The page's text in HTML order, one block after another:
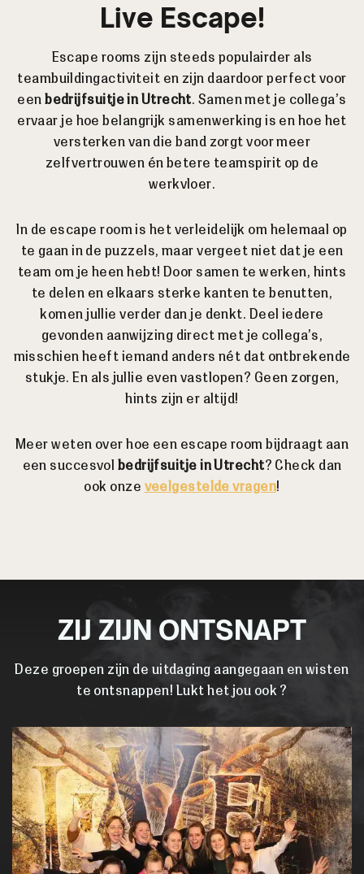
Live Escape!
Escape rooms zijn steeds populairder als
teambuildingactiviteit en zijn daardoor perfect voor
eenbedrijfsuitje in Utrecht. Samen met je collega’s
ervaar je hoe belangrijk samenwerking is en hoe het
versterken van die band zorgt voor meer
zelfvertrouwen én betere teamspirit op de
werkvloer.
In de escape room is het verleidelijk om helemaal op
te gaan in de puzzels, maar vergeet niet dat je een
team om je heen hebt! Door samen te werken, hints
te delen en elkaars sterke kanten te benutten,
komen jullie verder dan je denkt. Deel iedere
gevonden aanwijzing direct met je collega’s,
misschien heeft iemand anders nét dat ontbrekende
stukje. En als jullie even vastlopen? Geen zorgen,
hints zijn er altijd!
Meer weten over hoe een escape room bijdraagt aan
een succesvol bedrijfsuitje in Utrecht? Check dan
ook onze veelgestelde vragen!
ZIJ ZIJN ONTSNAPT
Deze groepen zijn de uitdaging aangegaan en wisten
te ontsnappen! Lukt het jou ook ?